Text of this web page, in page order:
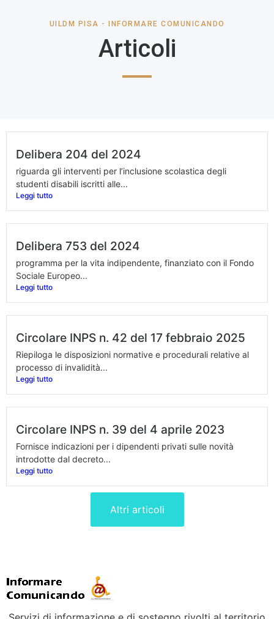
UILDM PISA - INFORMARE COMUNICANDO
Articoli
Delibera 204 del 2024
riguarda gli interventi per l’inclusione scolastica degli
studenti disabili iscritti alle...
Leggi tutto
Delibera 753 del 2024
programma per la vita indipendente, finanziato con il Fondo
Sociale Europeo...
Leggi tutto
Circolare INPS n. 42 del 17 febbraio 2025
Riepiloga le disposizioni normative e procedurali relative al
processo di invalidità...
Leggi tutto
Circolare INPS n. 39 del 4 aprile 2023
Fornisce indicazioni per i dipendenti privati sulle novità
introdotte dal decreto...
Leggi tutto
Altri articoli